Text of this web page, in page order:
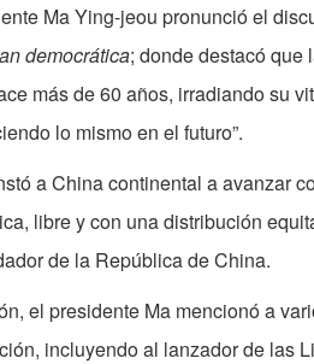
Ma Ying-jeou pronunció el
democrática; donde destacó que
más de 60 años, irradiando su
lo mismo en el futuro”.
a China continental a avanzar
libre y con una distribución
de la República de China.
el presidente Ma mencionó a
incluyendo al lanzador de las